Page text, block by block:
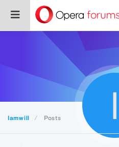
Iamwill Posts I